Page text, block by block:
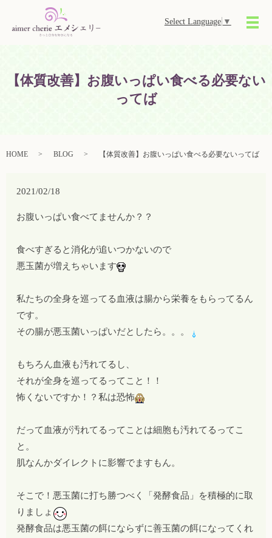
Select Language ▼
メ
【体質改善】お腹いっぱい食べる必要ない
ってば
HOME BLOG 【体質改善】お腹いっぱい食べる必要ないってば
2021/02/18
お腹いっぱい食べてませんか？？
食べすぎると消化が追いつかないので
悪玉菌が増えちゃいます
私たちの全身を巡ってる血液は腸から栄養をもらってるん
です。
その腸が悪玉菌いっぱいだとしたら。。。
もちろん血液も汚れてるし、
それが全身を巡ってるってこと！！
怖くないですか！？私は恐怖
だって血液が汚れてるってことは細胞も汚れてるってこ
と。
肌なんかダイレクトに影響でますもん。
そこで！悪玉菌に打ち勝つべく 「発酵食品」
を積極的に取
りましょ
発酵食品は悪玉菌の餌にならずに善玉菌の餌になってくれ